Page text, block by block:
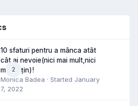
2
10 sfaturi pentru a mânca atât
cât ai nevoie(nici mai mult,nici
mai puțin)!
Monica Badea · Started January
7, 2022